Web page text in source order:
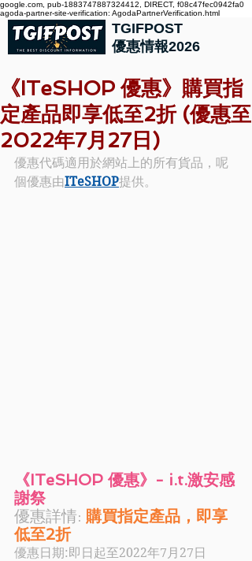
google.com, pub-1883747887324412, DIRECT, f08c47fec0942fa0
agoda-partner-site-verification: AgodaPartnerVerification.html
TGIFPOST
優惠情報2026
《ITeSHOP 優惠》購買指
定產品即享低至2折 (優惠至
2022年7月27日)
優惠代碼適用於網站上的所有貨品，呢
個優惠由ITeSHOP提供。
《ITeSHOP 優惠》- i.t.激安感
謝祭
優惠詳情: 購買指定產品，即享
低至2折
優惠日期:即日起至2022年7月27日